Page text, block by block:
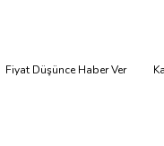
Fiyat Düşünce Haber Ver